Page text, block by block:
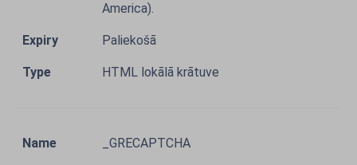
America).
Paliekošā
HTML lokālā krātuve
_GRECAPTCHA